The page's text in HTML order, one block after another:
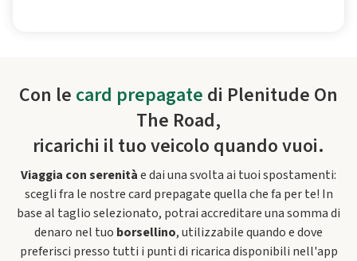
Con le card prepagate di Plenitude On
The Road,
ricarichi il tuo veicolo quando vuoi.
Viaggia con serenitàe dai una svolta ai tuoi spostamenti:
scegli fra le nostre card prepagate quella che fa per te! In
base al taglio selezionato, potrai accreditare una somma di
denaro nel tuo borsellino, utilizzabile quando e dove
preferisci presso tutti i punti di ricarica disponibili nell'app